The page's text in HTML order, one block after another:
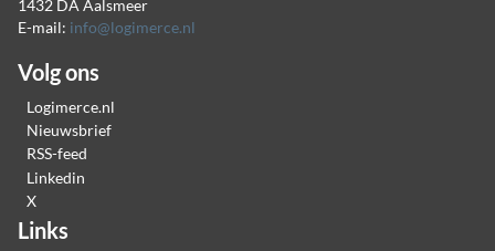
1432 DA Aalsmeer
E-mail: info@logimerce.nl
Volg ons
Logimerce.nl
Nieuwsbrief
RSS-feed
Linkedin
X
Links